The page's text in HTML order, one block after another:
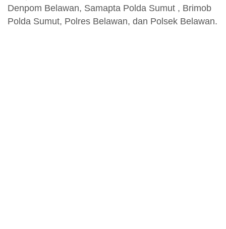
Denpom Belawan, Samapta Polda Sumut , Brimob
Polda Sumut, Polres Belawan, dan Polsek Belawan.